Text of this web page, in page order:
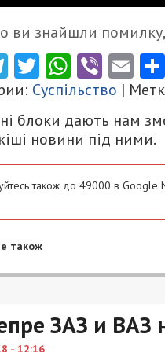
ви знайшли помилку,
Telegram
TwitterViber
Суспільство |
блоки дають нам
новини під ними.
також до 49000 в Google
також
ЗАЗ и ВАЗ
- 12:16